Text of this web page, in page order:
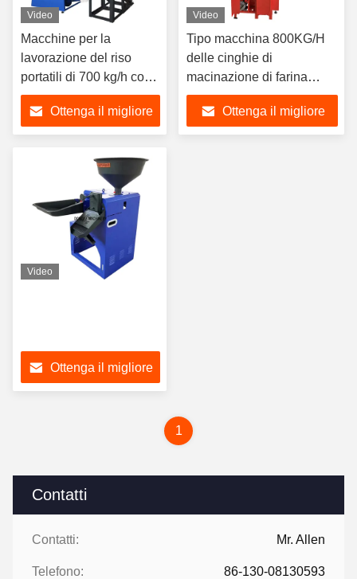
Contatti
Contatti: Mr. Allen
Telefono: 86-130-08130593
Video
Macchine per la
lavorazione del riso
portatili di 700 kg/h con
ascensore
Ottenga il migliore
Video
Tipo macchina 800KG/H
delle cinghie di
macinazione di farina
dell'elevatore della riseria
di 1.1KWOttenga il migliore
Video
Ottenga il migliore
1